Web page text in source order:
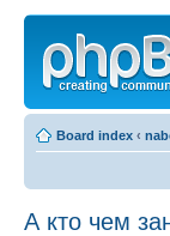
Board index ‹
А кто чем